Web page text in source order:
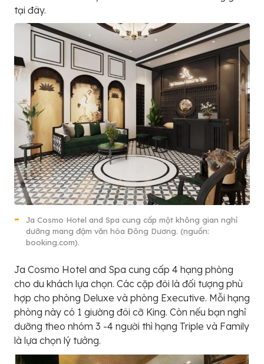
tại đây.
Ja Cosmo Hotel and Spa cung cấp một không gian nghỉ
dưỡng mang đậm văn hóa Đông Dương. (nguồn:
booking.com).
Ja Cosmo Hotel and Spa cung cấp 4 hạng phòng
cho du khách lựa chọn. Các cặp đôi là đối tượng phù
hợp cho phòng Deluxe và phòng Executive. Mỗi hạng
phòng này có 1 giường đôi cỡ King. Còn nếu bạn nghỉ
dưỡng theo nhóm 3 -4 người thì hạng Triple và Family
là lựa chọn lý tưởng.